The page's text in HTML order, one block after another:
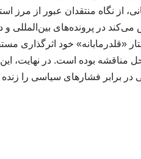
از نگاه منتقدان عبور از مرز
در پرونده‌های بین‌المللی و
«قلدرمابانه» خود اثرگذاری
بوده است. در نهایت،
برابر فشارهای سیاسی را زنده